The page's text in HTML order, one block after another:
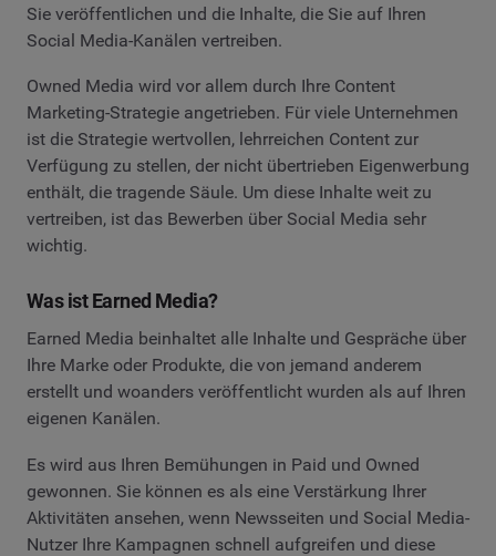
Sie veröffentlichen und die Inhalte, die Sie auf Ihren
Social Media-Kanälen vertreiben.
Owned Media wird vor allem durch Ihre Content
Marketing-Strategie angetrieben. Für viele Unternehmen
ist die Strategie wertvollen, lehrreichen Content zur
Verfügung zu stellen, der nicht übertrieben Eigenwerbung
enthält, die tragende Säule. Um diese Inhalte weit zu
vertreiben, ist das Bewerben über Social Media sehr
wichtig.
Was ist Earned Media?
Earned Media beinhaltet alle Inhalte und Gespräche über
Ihre Marke oder Produkte, die von jemand anderem
erstellt und woanders veröffentlicht wurden als auf Ihren
eigenen Kanälen.
Es wird aus Ihren Bemühungen in Paid und Owned
gewonnen. Sie können es als eine Verstärkung Ihrer
Aktivitäten ansehen, wenn Newsseiten und Social Media-
Nutzer Ihre Kampagnen schnell aufgreifen und diese